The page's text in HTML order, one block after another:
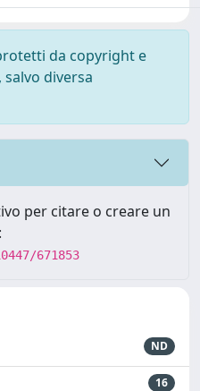
da copyright e
diversa
per citare o creare un
671853
ND
16